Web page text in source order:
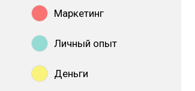
Маркетинг
Личный опыт
Деньги